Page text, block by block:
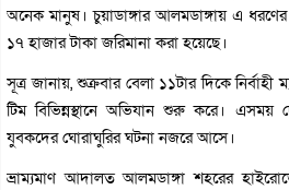
অনেক মানুষ। চুয়াডাঙ্গার আলমডাঙ্গায় এ
১৭ হাজার টাকা জরিমানা করা হয়েছে।
সূত্র জানায়, শুক্রবার বেলা ১১টার দিকে নির্বাহী
টিম বিভিন্নস্থানে অভিযান শুরু করে। এসময়
যুবকদের ঘোরাঘুরির ঘটনা নজরে আসে।
ভ্রাম্যমাণ আদালত আলমডাঙ্গা শহরের